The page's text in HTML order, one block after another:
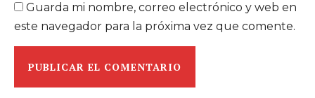
Guarda mi nombre, correo electrónico y web en
este navegador para la próxima vez que comente.